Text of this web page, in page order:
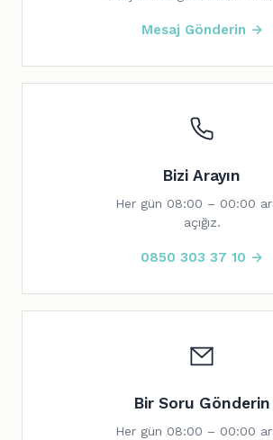
Mesaj Gönderin →
Bizi Arayın
Her gün 08:00 – 00:00
açığız.
0850 303 37 10 →
Bir Soru Gönderin
Her gün 08:00 – 00:00